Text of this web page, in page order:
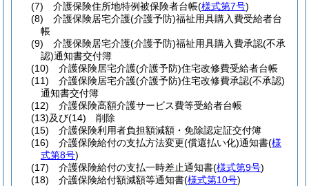
(7)
介護保険住所地特例被保険者台帳(様式第7号)
(8)
介護保険居宅介護(介護予防)福祉用具購入費受給者台
帳
(9)
介護保険居宅介護(介護予防)福祉用具購入費承認(不承
認)通知書交付簿
(10)
介護保険居宅介護(介護予防)住宅改修費受給者台帳
(11)
介護保険居宅介護(介護予防)住宅改修費承認(不承認)
通知書交付簿
(12)
介護保険高額介護サービス費等受給者台帳
(13)及び(14)
削除
(15)
介護保険利用者負担額減額・免除認定証交付簿
(16)
介護保険給付の支払方法変更(償還払い化)通知書(様
式第8号)
(17)
介護保険給付の支払一時差止通知書(様式第9号)
(18)
介護保険給付額減額等通知書(様式第10号)